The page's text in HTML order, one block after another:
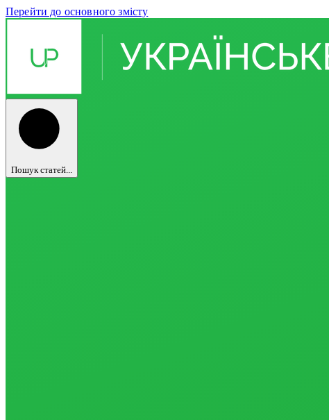
Перейти до основного змісту
Пошук статей...